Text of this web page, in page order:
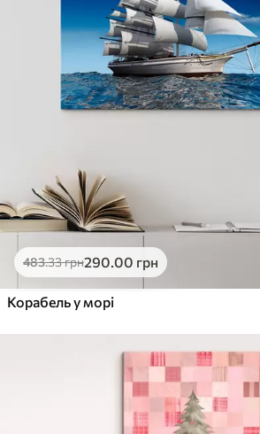
483.33грн290.00 грн
Корабель у морі